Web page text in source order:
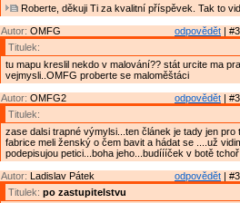
Roberte, děkuji Ti za kvalitní příspěvek. Tak to
odpovědět |
Autor: OMFG
Titulek:
tu mapu kreslil nekdo v malování?? stát urcite ma
vejmysli..OMFG proberte se maloměštáci
odpovědět |
Autor: OMFG2
Titulek:
zase dalsi trapné výmylsi...ten článek je tady jen pro
fabrice meli ženský o čem bavit a hádat se ....už
podepisujou petici...boha jeho...budíííček v botě
odpovědět |
Autor: Ladislav Pátek
Titulek: po zastupitelstvu